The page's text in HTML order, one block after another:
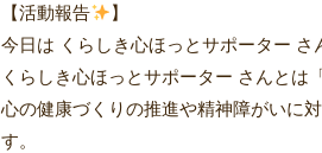
【活動報告
】
今日は くらしき心ほっとサポーター
くらしき心ほっとサポーター さんとは
心の健康づくりの推進や精神障がいに
す。